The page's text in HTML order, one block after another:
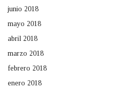
junio 2018
mayo 2018
abril 2018
marzo 2018
febrero 2018
enero 2018